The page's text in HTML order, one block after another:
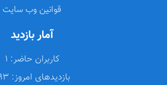
قوانین وب سایت
آمار بازدید
کاربران حاضر:
بازدیدهای امروز: